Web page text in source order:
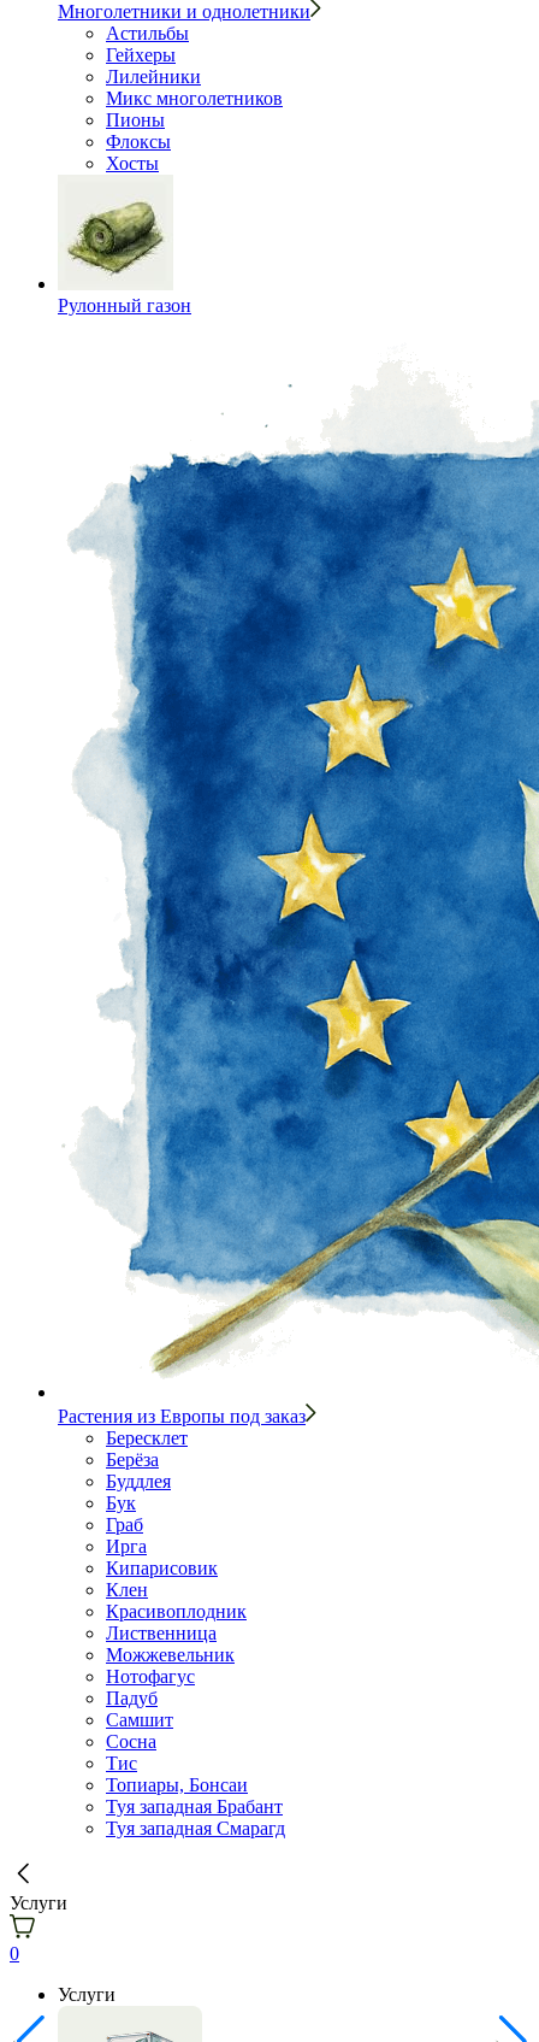
Многолетники и однолетники
Астильбы
Гейхеры
Лилейники
Микс многолетников
Пионы
Флоксы
Хосты
Рулонный газон
Растения из Европы под заказ
Бересклет
Берёза
Буддлея
Бук
Граб
Ирга
Кипарисовик
Клен
Красивоплодник
Лиственница
Можжевельник
Нотофагус
Падуб
Самшит
Сосна
Тис
Топиары, Бонсаи
Туя западная Брабант
Туя западная Смарагд
Услуги
0
Услуги